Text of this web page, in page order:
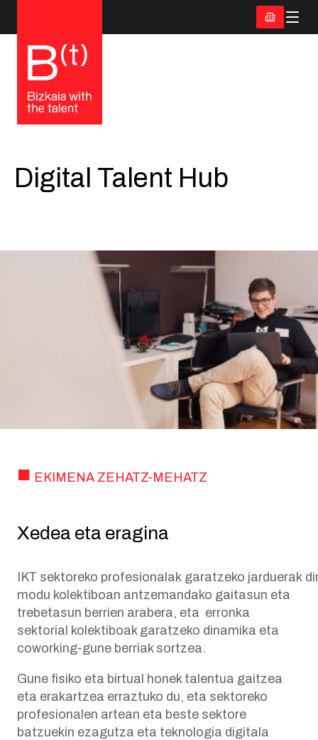
Digital Talent Hub
EKIMENA ZEHATZ-MEHATZ
Xedea eta eragina
IKT sektoreko profesionalak garatzeko jarduerak
modu kolektiboan antzemandako gaitasun eta
trebetasun berrien arabera, eta erronka
sektorial kolektiboak garatzeko dinamika eta
coworking-gune berriak sortzea.
Gune fisiko eta birtual honek talentua gaitzea
eta erakartzea erraztuko du, eta sektoreko
profesionalen artean eta beste sektore
batzuekin ezagutza eta teknologia digitala